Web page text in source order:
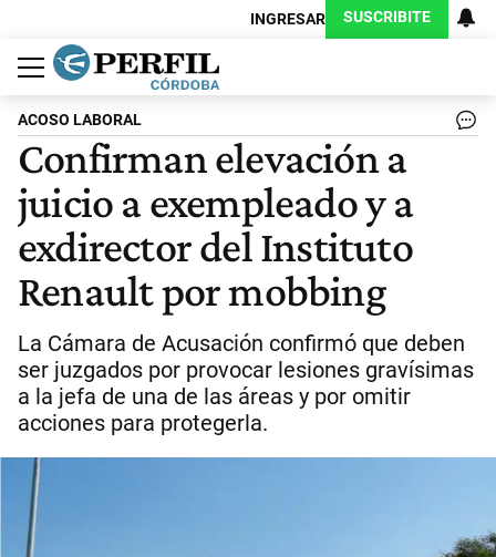
INGRESAR SUSCRIBITE
Política
Economía
Judiciales
Sociedad
Cultura
Espectáculos
Deportes
Protagonistas
ACOSO LABORAL
Confirman elevación a
juicio a exempleado y a
exdirector del Instituto
Renault por mobbing
La Cámara de Acusación confirmó que deben
ser juzgados por provocar lesiones gravísimas
a la jefa de una de las áreas y por omitir
acciones para protegerla.